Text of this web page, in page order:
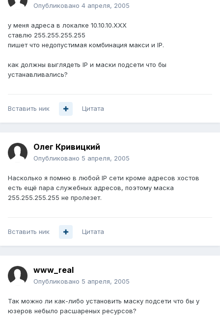
Опубликовано 4 апреля, 2005
у меня адреса в локалке 10.10.10.XXX
ставлю 255.255.255.255
пишет что недопустимая комбинация макси и IP.
как должны выглядеть IP и маски подсети что бы
устанавливались?
Вставить ник Цитата
Олег Кривицкий
Опубликовано 5 апреля, 2005
Насколько я помню в любой IP сети кроме адресов хостов
есть ещё пара служебных адресов, поэтому маска
255.255.255.255 не пролезет.
Вставить ник Цитата
www_real
Опубликовано 5 апреля, 2005
Так можно ли как-либо установить маску подсети что бы у
юзеров небыло расшареных ресурсов?